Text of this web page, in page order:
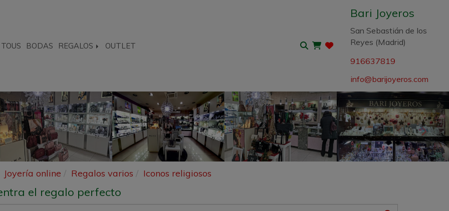
TOUS BODAS REGALOS OUTLET
Bari Joyeros
San Sebastián de los
Reyes (Madrid)
916637819
info
barijoyeros.com
Joyería online Regalos varios Iconos religiosos
el regalo perfecto